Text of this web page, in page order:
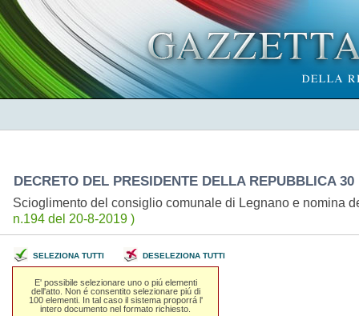
DECRETO DEL PRESIDENTE DELLA REPUBBLICA
Scioglimento del consiglio comunale di Legnano e nomina
n.194 del 20-8-2019 )
SELEZIONA TUTTI DESELEZIONA TUTTI
E' possibile selezionare uno o piú elementi
dell'atto. Non é consentito selezionare piú di
100 elementi. In tal caso il sistema proporrá l'
intero documento nel formato richiesto.